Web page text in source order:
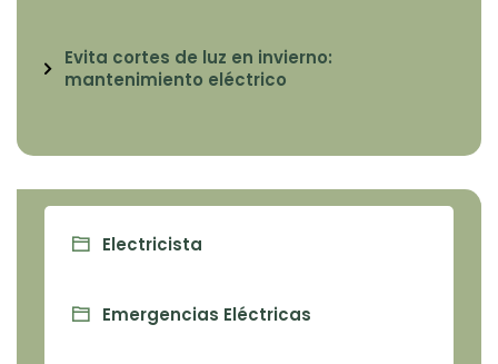
Evita cortes de luz en invierno:
mantenimiento eléctrico
Electricista
Emergencias Eléctricas